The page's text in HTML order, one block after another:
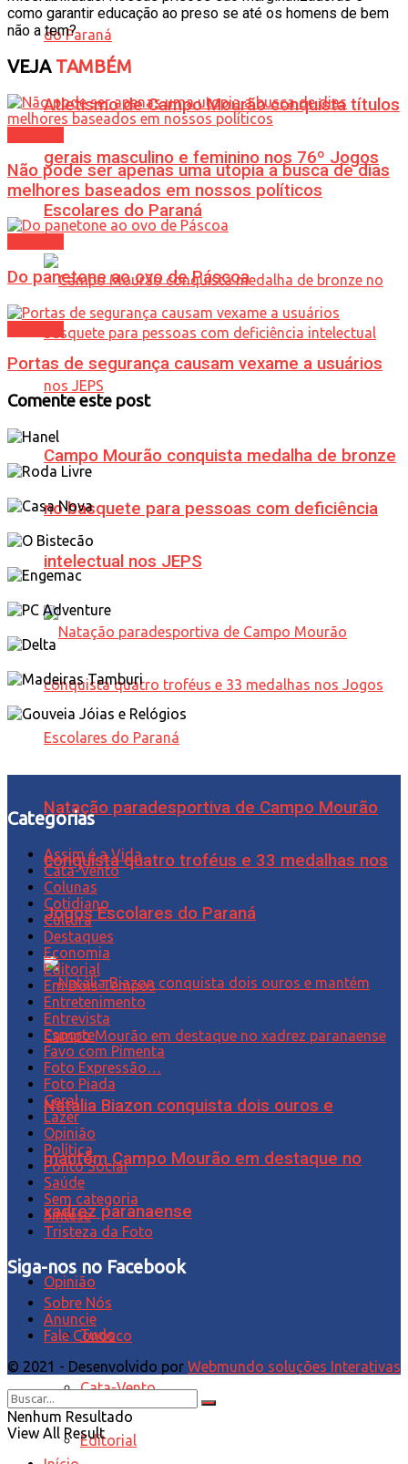
Atletismo de Campo Mourão conquista títulos
gerais masculino e feminino nos 76º Jogos
Escolares do Paraná
Campo Mourão conquista medalha de bronze
no basquete para pessoas com deficiência
intelectual nos JEPS
Natação paradesportiva de Campo Mourão
conquista quatro troféus e 33 medalhas nos
Jogos Escolares do Paraná
Natália Biazon conquista dois ouros e
mantém Campo Mourão em destaque no
xadrez paranaense
Opinião
Tudo
Cata-Vento
Editorial
como garantir educação ao preso se até os homens de bem
não a tem?
VEJATAMBÉM
Não pode ser apenas uma utopia a busca de dias
melhores baseados em nossos políticos
Do panetone ao ovo de Páscoa
Portas de segurança causam vexame a usuários
Comente este post
Categorias
Assim é a Vida
Cata-Vento
Colunas
Cotidiano
Cultura
Destaques
Economia
Editorial
Em Dois Tempos
Entretenimento
Entrevista
Esporte
Favo com Pimenta
Foto Expressão…
Foto Piada
Geral
Lazer
Opinião
Política
Ponto Social
Saúde
Sem categoria
Síntese
Tristeza da Foto
Siga-nos no Facebook
Sobre Nós
Anuncie
Fale Conosco
© 2021 - Desenvolvido por Webmundo soluções Interativas
Nenhum Resultado
View All Result